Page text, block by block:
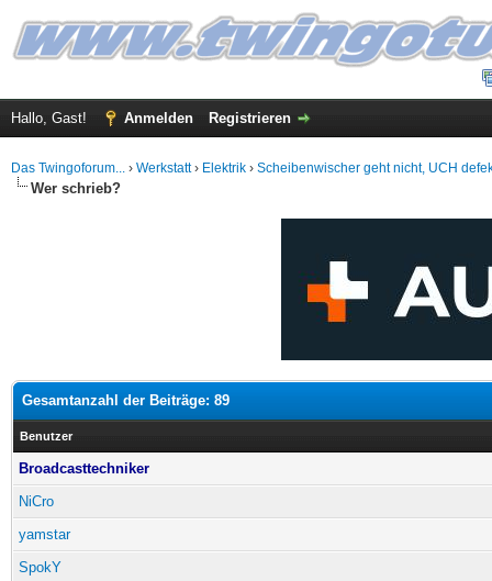
Hallo, Gast! Anmelden Registrieren
Das Twingoforum... › Werkstatt› Elektrik › Scheibenwischer geht nicht, UCH
Wer schrieb?
Gesamtanzahl der Beiträge: 89
Benutzer
Broadcasttechniker
NiCro
yamstar
SpokY